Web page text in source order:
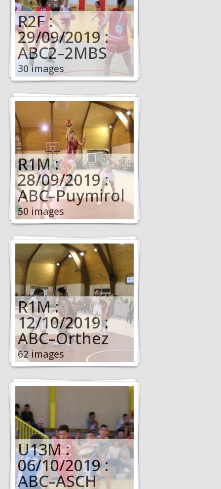
R2F :
29/09/2019 :
ABC2–2MBS
30 images
R1M :
28/09/2019 :
ABC–Puymirol
50 images
R1M :
12/10/2019 :
ABC–Orthez
62 images
U13M :
06/10/2019 :
ABC–ASCH